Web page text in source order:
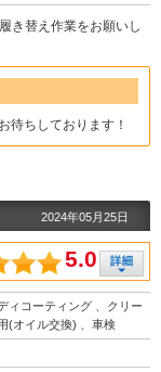
き替え作業をお願いし
待ちしております！
2024年05月25日
5.0
ィコーティング 、クリー
(オイル交換) 、車検